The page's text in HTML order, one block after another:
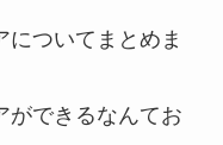
についてまとめま
ができるなんてお